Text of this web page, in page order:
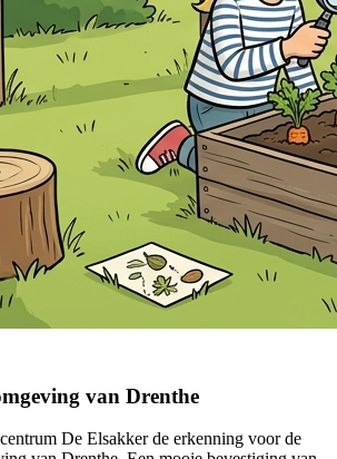
van Drenthe
De Elsakker de erkenning voor de